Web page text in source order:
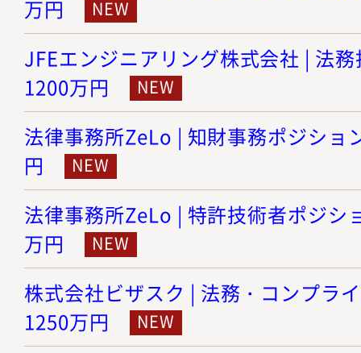
万円
JFEエンジニアリング株式会社 | 法
1200万円
法律事務所ZeLo | 知財事務ポジショ
円
法律事務所ZeLo | 特許技術者ポジシ
万円
株式会社ビザスク | 法務・コンプラ
1250万円